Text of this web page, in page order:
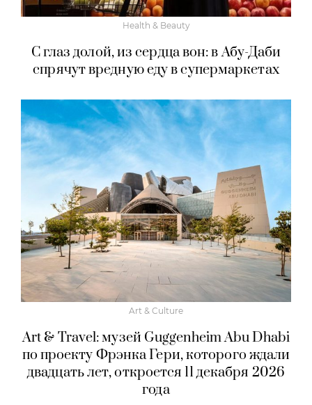
Health & Beauty
С глаз долой, из сердца вон: в Абу-Даби
спрячут вредную еду в супермаркетах
Art & Culture
Art & Travel: музей Guggenheim Abu Dhabi
по проекту Фрэнка Гери, которого ждали
двадцать лет, откроется 11 декабря 2026
года